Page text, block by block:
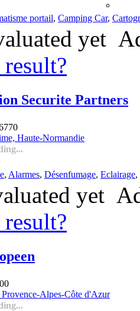
portail, Camping Car,
yet
Securite Partners
Haute-Normandie
, Alarmes, Désenfumage, Eclairage,
yet
Alpes-Côte d'Azur